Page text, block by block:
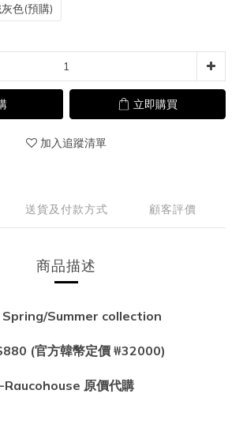
色(預購)
立即購買
加入追蹤清單
送貨及付款方式 顧客評價
商品描述
Summer collection
(官方韓幣定價 ₩32000)
-Raucohouse 原價代購